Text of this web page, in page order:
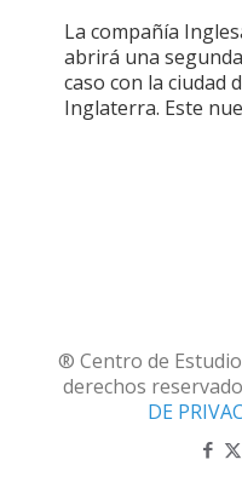
La compañía
abrirá una
caso con la ciudad
Inglaterra. Este
® Centro de
derechos
DE